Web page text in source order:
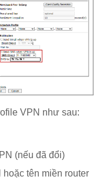
VPN như sau:
(nếu đã đổi)
hoặc tên miền router